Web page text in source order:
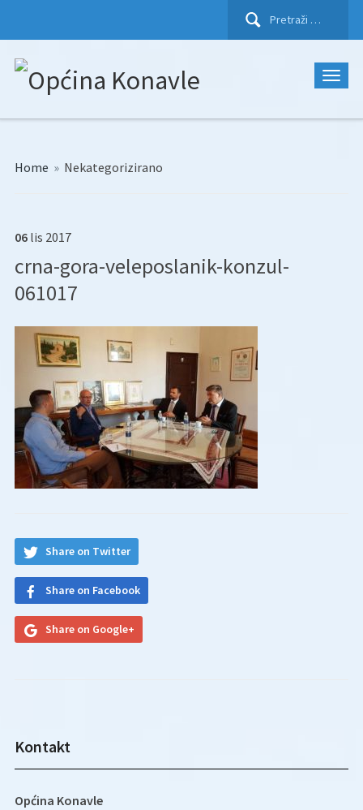
Pretraži:
Home » Nekategorizirano
06 lis 2017
crna-gora-veleposlanik-konzul-
061017
Share on Twitter
Share on Facebook
Share on Google+
Kontakt
Općina Konavle